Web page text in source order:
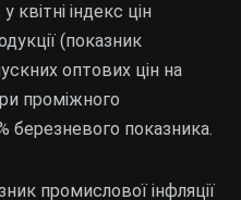
індекс цін
(показник
оптових цін на
проміжного
березневого показника.
промислової інфляції